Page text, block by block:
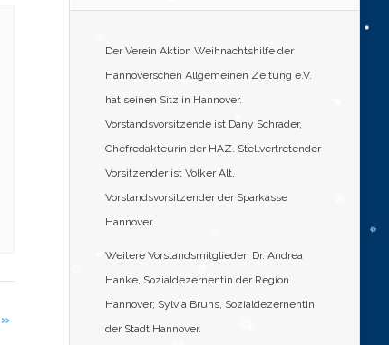
»
Der Verein Aktion Weihnachtshilfe der
Hannoverschen Allgemeinen Zeitung e.V.
hat seinen Sitz in Hannover.
Vorstandsvorsitzende ist Dany Schrader,
Chefredakteurin der HAZ. Stellvertretender
Vorsitzender ist Volker Alt,
Vorstandsvorsitzender der Sparkasse
Hannover.
Weitere Vorstandsmitglieder: Dr. Andrea
Hanke, Sozialdezernentin der Region
Hannover; Sylvia Bruns, Sozialdezernentin
der Stadt Hannover.